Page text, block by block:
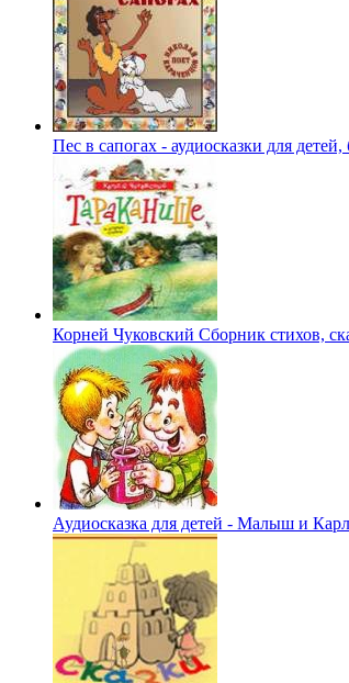
Пес в сапогах - аудиосказки для детей,
Корней Чуковский Сборник стихов,
Аудиосказка для детей - Малыш и